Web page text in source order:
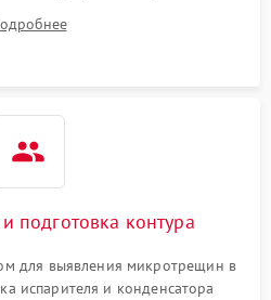
1000 ₽
1800 ₽
проверка термостата и
с электронного дисплея.
подготовка контура
для выявления микротрещин в
испарителя и конденсатора